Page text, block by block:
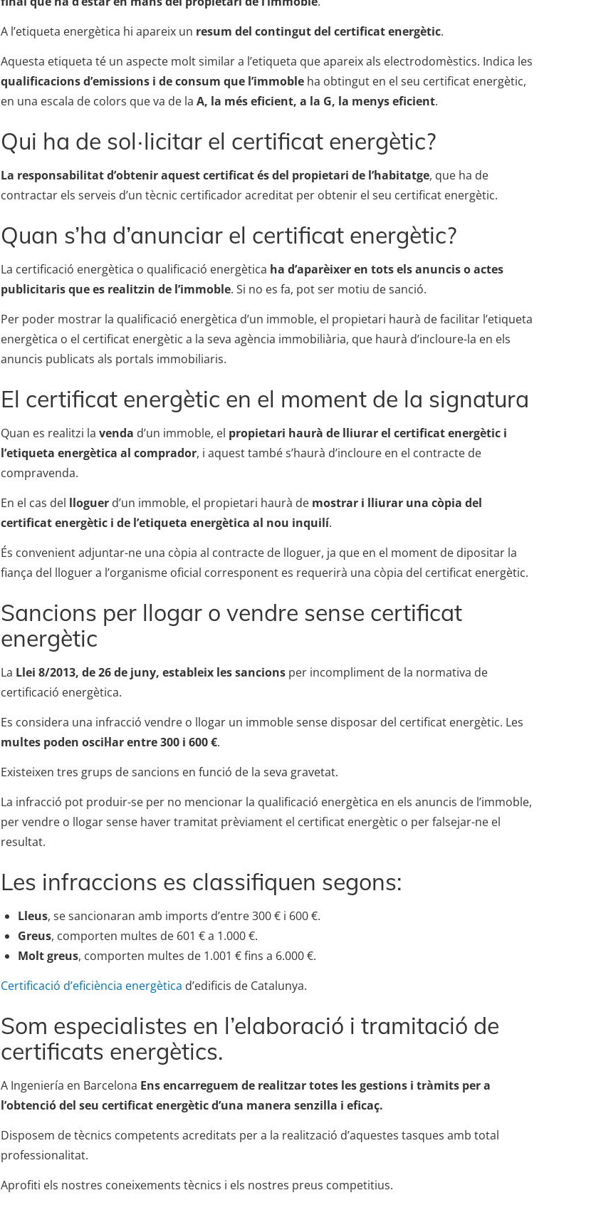
A l’etiqueta energètica hi apareix un resum del contingut del certificat energètic.
Aquesta etiqueta té un aspecte molt similar a l’etiqueta que apareix als electrodomèstics. Indica les
qualificacions d’emissions i de consum que l’immoble ha obtingut en el seu certificat energètic,
en una escala de colors que va de la A, la més eficient, a la G, la menys eficient.
Qui ha de sol·licitar el certificat energètic?
La responsabilitat d’obtenir aquest certificat és del propietari de l’habitatge, que ha de
contractar els serveis d’un tècnic certificador acreditat per obtenir el seu certificat energètic.
Quan s’ha d’anunciar el certificat energètic?
La certificació energètica o qualificació energètica ha d’aparèixer en tots els anuncis o actes
publicitaris que es realitzin de l’immoble. Si no es fa, pot ser motiu de sanció.
Per poder mostrar la qualificació energètica d’un immoble, el propietari haurà de facilitar l’etiqueta
energètica o el certificat energètic a la seva agència immobiliària, que haurà d’incloure-la en els
anuncis publicats als portals immobiliaris.
El certificat energètic en el moment de la signatura
Quan es realitzi la venda d’un immoble, el propietari haurà de lliurar el certificat energètic i
l’etiqueta energètica al comprador, i aquest també s’haurà d’incloure en el contracte de
compravenda.
En el cas del lloguer d’un immoble, el propietari haurà de mostrar i lliurar una còpia del
certificat energètic i de l’etiqueta energètica al nou inquilí.
És convenient adjuntar-ne una còpia al contracte de lloguer, ja que en el moment de dipositar la
fiança del lloguer a l’organisme oficial corresponent es requerirà una còpia del certificat energètic.
Sancions per llogar o vendre sense certificat
energètic
La Llei 8/2013, de 26 de juny, estableix les sancions per incompliment de la normativa de
certificació energètica.
Es considera una infracció vendre o llogar un immoble sense disposar del certificat energètic. Les
multes poden oscil·lar entre 300 i 600 €.
Existeixen tres grups de sancions en funció de la seva gravetat.
La infracció pot produir-se per no mencionar la qualificació energètica en els anuncis de l’immoble,
per vendre o llogar sense haver tramitat prèviament el certificat energètic o per falsejar-ne el
resultat.
Les infraccions es classifiquen segons:
Lleus, se sancionaran amb imports d’entre 300 € i 600 €.
Greus, comporten multes de 601 € a 1.000 €.
Molt greus, comporten multes de 1.001 € fins a 6.000 €.
Certificació d’eficiència energètica d’edificis de Catalunya.
Som especialistes en l’elaboració i tramitació de
certificats energètics.
A Ingeniería en Barcelona Ens encarreguem de realitzar totes les gestions i tràmits per a
l’obtenció del seu certificat energètic d’una manera senzilla i eficaç.
Disposem de tècnics competents acreditats per a la realització d’aquestes tasques amb total
professionalitat.
Aprofiti els nostres coneixements tècnics i els nostres preus competitius.